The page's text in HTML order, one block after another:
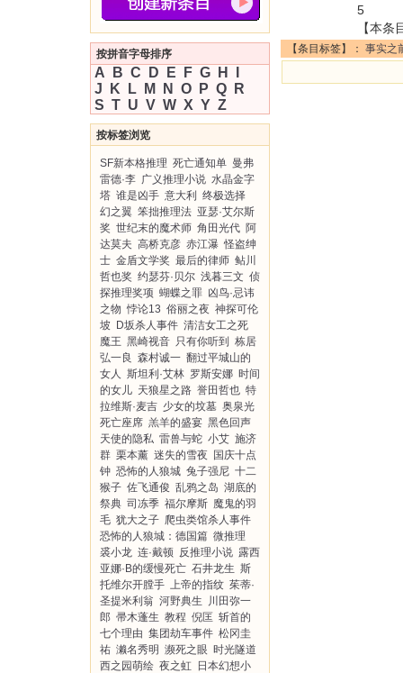
按拼音字母排序
A B C D E F G H
J
K L M N O P Q
R
S T U V W X Y Z
按标签浏览
SF新本格推理 死亡通知单 曼弗
雷德·李 广义推理小说 水晶金字
塔 谁是凶手 意大利
终极选择
幻之翼 笨拙推理法 亚瑟·艾尔斯
奖 世纪末的魔术师 角田光代 阿
达莫夫 高桥克彦 赤江瀑 怪盗绅
士 金盾文学奖 最后的律师 鲇川
哲也奖 约瑟芬·贝尔 浅暮三文 侦
探推理奖项 蝴蝶之罪 凶鸟·忌讳
之物 悖论13 俗丽之夜 神探可伦
坡 D坂杀人事件 清洁女工之死
魔王 黑崎视音 只有你听到
栋居
弘一良 森村诚一 翻过平城山的
女人 斯坦利·艾林 罗斯安娜 时间
的女儿 天狼星之路 誉田哲也 特
拉维斯·麦吉 少女的坟墓 奥泉光
死亡座席 羔羊的盛宴 黑色回声
天使的隐私 雷兽与蛇 小艾 施济
群 栗本薰 迷失的雪夜
国庆十点
钟 恐怖的人狼城 兔子强尼 十二
猴子 佐飞通俊 乱鸦之岛 湖底的
祭典 司冻季 福尔摩斯 魔鬼的羽
毛 犹大之子 爬虫类馆杀人事件
恐怖的人狼城：德国篇 微推理
裘小龙 连·戴顿 反推理小说 露西
亚娜·B的缓慢死亡 石井龙生 斯
托维尔开膛手 上帝的指纹 茱蒂·
圣提米利翁 河野典生
川田弥一
郎 帚木蓬生 教程 倪匡 斩首的
七个理由 集团劫车事件 松冈圭
祐 濑名秀明 濒死之眼 时光隧道
西之园萌绘 夜之虹 日本幻想小
5
【本条
【条目标签】： 事实之